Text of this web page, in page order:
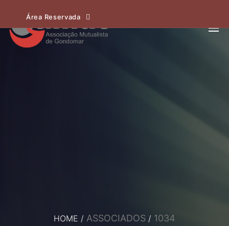
Área Reservada
HOME / ASSOCIADOS / 1034